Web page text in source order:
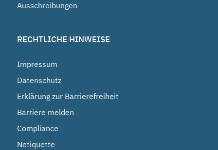
Ausschreibungen
RECHTLICHE HINWEISE
Impressum
Datenschutz
Erklärung zur Barrierefreiheit
Barriere melden
Compliance
Netiquette